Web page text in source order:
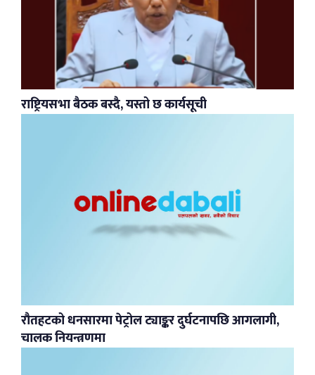
राष्ट्रियसभा बैठक बस्दै, यस्तो छ कार्यसूची
रौतहटको धनसारमा पेट्रोल ट्याङ्कर दुर्घटनापछि आगलागी,
चालक नियन्त्रणमा